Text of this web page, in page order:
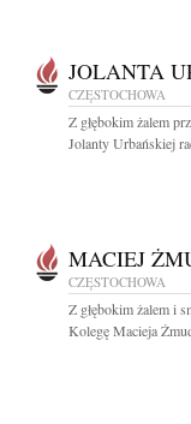
JOLANTA
CZĘSTOCHOWA
Z głębokim żalem
Jolanty Urbańskiej
MACIEJ
CZĘSTOCHOWA
Z głębokim żalem i
Kolegę Macieja